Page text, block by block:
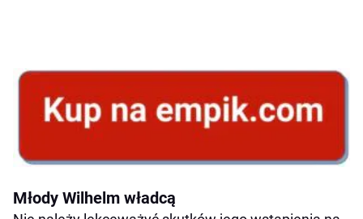
Młody Wilhelm władcą